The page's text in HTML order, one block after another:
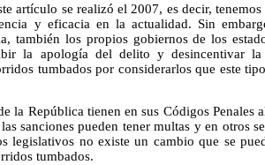
artículo se realizó el 2007, es decir,
y eficacia en la actualidad. Sin
también los propios gobiernos de los
la apología del delito y desincentivar
tumbados por considerarlos que este
la República tienen en sus Códigos Penales
sanciones pueden tener multas y en otros
legislativos no existe un cambio que se
tumbados.